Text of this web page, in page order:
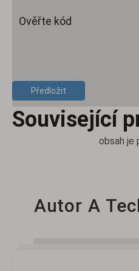
Ověřte kód
Předložit
Související
obsah je
Autor A